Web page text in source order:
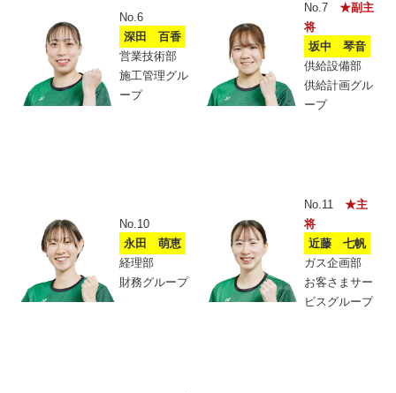
No.6
深田 百香
営業技術部
施工管理グル
ープ
No.7 ★副主
将
坂中 琴音
供給設備部
供給計画グル
ープ
No.10
永田 萌恵
経理部
財務グループ
No.11 ★主
将
近藤 七帆
ガス企画部
お客さまサー
ビスグループ